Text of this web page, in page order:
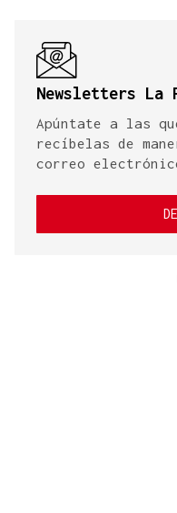
Newsletters La
Apúntate a las
recíbelas de
correo